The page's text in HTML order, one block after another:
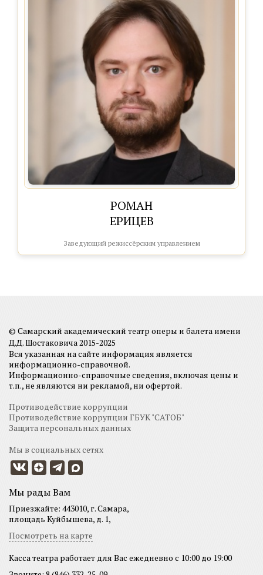
РОМАН
ЕРИЦЕВ
Заведующий режиссёрским управлением
© Самарский академический театр оперы и балета имени
Д.Д. Шостаковича 2015-2025
Вся указанная на сайте информация является
информационно-справочной.
Информационно-справочные сведения, включая цены и
т.п., не являются ни рекламой, ни офертой.
Противодействие коррупции
Противодействие коррупции ГБУК "САТОБ"
Защита персональных данных
Мы в социальных сетях
Мы рады Вам
Приезжайте: 443010, г. Самара,
площадь Куйбышева, д. 1,
Посмотреть на карте
Касса театра работает для Вас ежедневно с 10:00 до 19:00